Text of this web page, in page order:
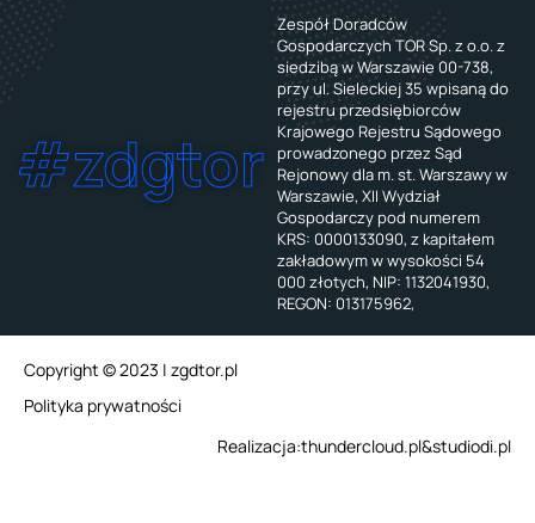
#zdgtor
Zespół Doradców
Gospodarczych TOR Sp. z o.o. z
siedzibą w Warszawie 00-738,
przy ul. Sieleckiej 35 wpisaną do
rejestru przedsiębiorców
Krajowego Rejestru Sądowego
prowadzonego przez Sąd
Rejonowy dla m. st. Warszawy w
Warszawie, XII Wydział
Gospodarczy pod numerem
KRS: 0000133090, z kapitałem
zakładowym w wysokości 54
000 złotych, NIP: 1132041930,
REGON: 013175962,
Copyright © 2023 | zgdtor.pl
Polityka prywatności
studiodi.pl
&
thundercloud.pl
Realizacja: